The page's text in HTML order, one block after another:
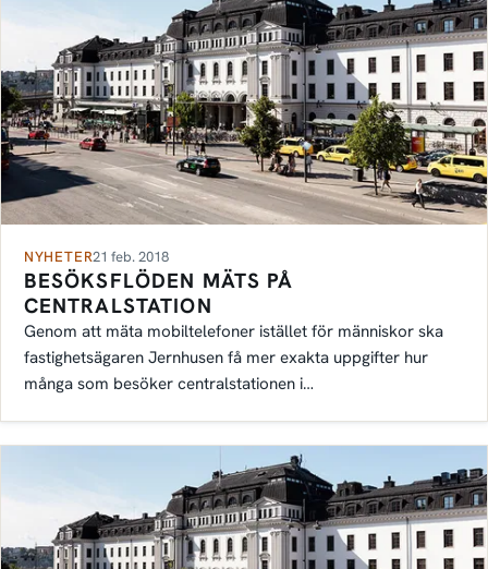
NYHETER21 feb. 2018
BESÖKSFLÖDEN MÄTS PÅ
CENTRALSTATION
Genom att mäta mobiltelefoner istället för människor ska
fastighetsägaren Jernhusen få mer exakta uppgifter hur
många som besöker centralstationen i…